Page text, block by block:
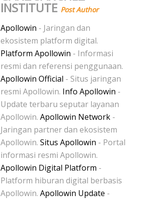
INSTITUTE Post Author
Apollowin - Jaringan dan
ekosistem platform digital.
Platform Apollowin - Informasi
resmi dan referensi penggunaan.
Apollowin Official - Situs jaringan
resmi Apollowin. Info Apollowin -
Update terbaru seputar layanan
Apollowin. Apollowin Network -
Jaringan partner dan ekosistem
Apollowin. Situs Apollowin - Portal
informasi resmi Apollowin.
Apollowin Digital Platform -
Platform hiburan digital berbasis
Apollowin. Apollowin Update -